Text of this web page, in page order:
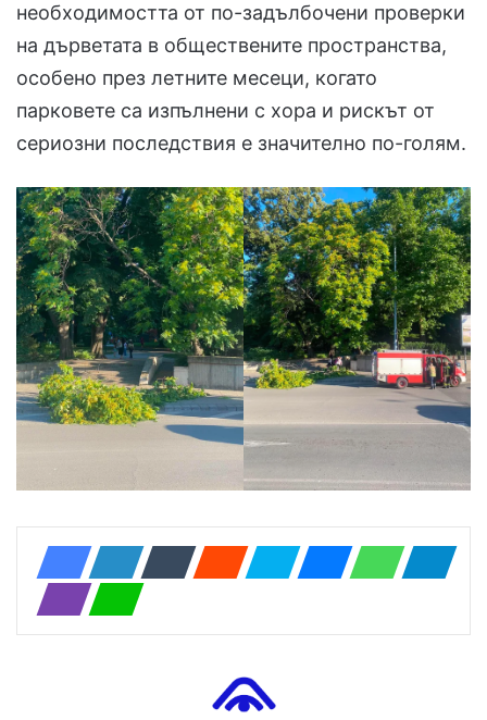
необходимостта от по-задълбочени проверки
на дърветата в обществените пространства,
особено през летните месеци, когато
парковете са изпълнени с хора и рискът от
сериозни последствия е значително по-голям.